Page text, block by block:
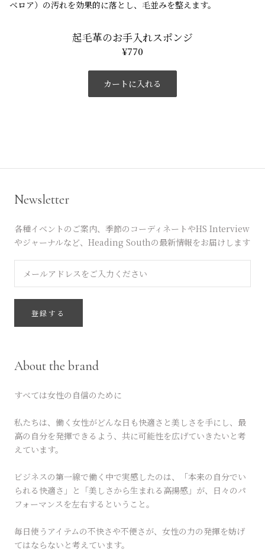
ベロア）の汚れを効果的に落とし、毛並みを整えます。
起毛革のお手入れスポンジ
¥770
カートに入れる
Newsletter
各種イベントのご案内、季節のコーディネートやHS Interview
やジャーナルなど、Heading Southの最新情報をお届けします
登録する
About the brand
すべては女性の自信のために
私たちは、働く女性がどんな日も快適さと美しさを手にし、最
高の自分を発揮できるよう、共に可能性を広げていきたいと考
えています。
ビジネスの第一線で働く中で実感したのは、「本来の自分でい
られる快適さ」と「美しさから生まれる高揚感」が、日々のパ
フォーマンスを左右するということ。
毎日使うアイテムの不快さや不便さが、女性の力の発揮を妨げ
てはならないと考えています。